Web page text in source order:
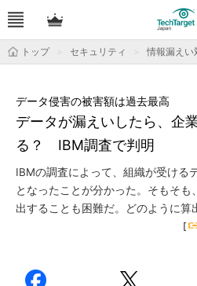
トップ セキュリティ 情報漏えい
データが漏えいしたら、企
る？ IBM調査で判明
データ侵害の被害額は過去最高
IBMの調査によって、組織が受ける
となったことが分かった。そもそ
出することも困難だ。どのように算
[